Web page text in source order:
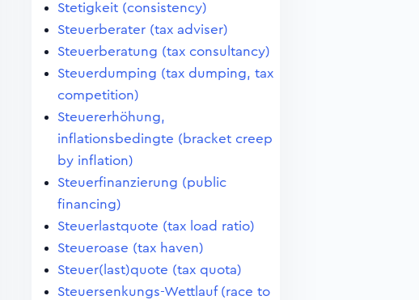
Stetigkeit (consistency)
Steuerberater (tax adviser)
Steuerberatung (tax consultancy)
Steuerdumping (tax dumping, tax
competition)
Steuererhöhung,
inflationsbedingte (bracket creep
by inflation)
Steuerfinanzierung (public
financing)
Steuerlastquote (tax load ratio)
Steueroase (tax haven)
Steuer(last)quote (tax quota)
Steuersenkungs-Wettlauf (race to